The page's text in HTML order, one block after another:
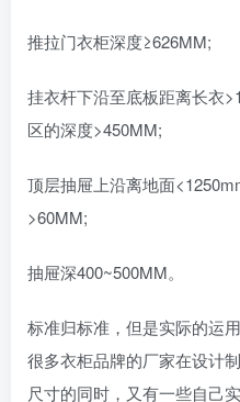
推拉门衣柜深度≥626MM;
挂衣杆下沿至底板距离长衣
区的深度>450MM;
顶层抽屉上沿离地面
>60MM;
抽屉深400~500MM。
标准归标准，但是实际的运
很多衣柜品牌的厂家在设计
尺寸的同时，又有一些自己